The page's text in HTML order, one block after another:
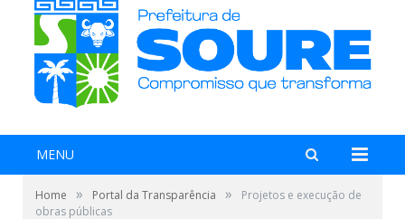
MENU
Home » Portal da Transparência »
Projetos e execução de
obras públicas